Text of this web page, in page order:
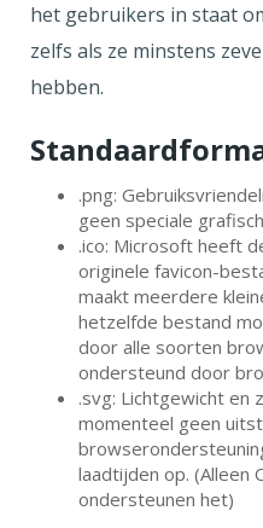
het gebruikers in staat
zelfs als ze minstens
hebben.
.png:
geen speciale
.ico: Microsoft heeft
originele favicon-
maakt meerdere
hetzelfde bestand
door alle soorten
ondersteund door
.svg: Lichtgewicht en
momenteel geen
laadtijden op. (Alleen
ondersteunen het)